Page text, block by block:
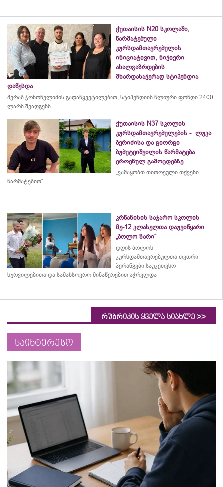
ქუთაისის N20 სკოლაში,
წარმატებული
კურსდამთავრებულის
ინიციატივით, ნიჭიერი
ახალგაზრდების
მხარდასაჭერად სტიპენდია
დაწესდა
მერაბ ჭოხონელიძის გადაწყვეტილებით, სტიპენდიის წლიური ფონდი 2400
ლარს შეადგენს
ქუთაისის N37 სკოლის
კურსდამთავრებულების - ლუკა
ბერიძისა და გიორგი
ბუბუტეიშვილის წარმატება
ეროვნულ გამოცდებზე
„ვამაყობთ თითოეული თქვენი
წარმატებით“
კრწანისის საჯარო სკოლის
მე-12 კლასელთა დაუვიწყარი
„ბოლო ზარი“
დღის ბოლოს
კურსდამთავრებულთა თეთრი
პერანგები საუკეთესო
სურვილებითა და სამახსოვრო მინაწერებით აჭრელდა
რუბრიკის ყველა სიახლე >>
საინტერესო